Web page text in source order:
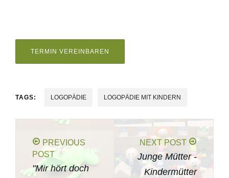
TERMIN VEREINBAREN
TAGS: LOGOPÄDIE LOGOPÄDIE MIT KINDERN
PREVIOUS
POST
"Mir hört doch
NEXT POST
Junge Mütter -
Kindermütter